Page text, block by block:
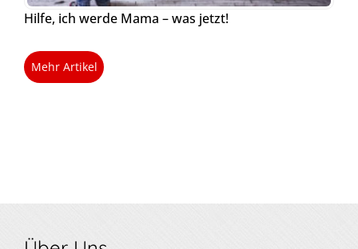
Hilfe, ich werde Mama – was jetzt!
Mehr Artikel